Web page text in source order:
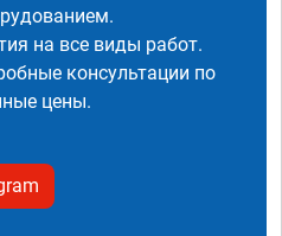
на все виды работ.
консультации по
цены.